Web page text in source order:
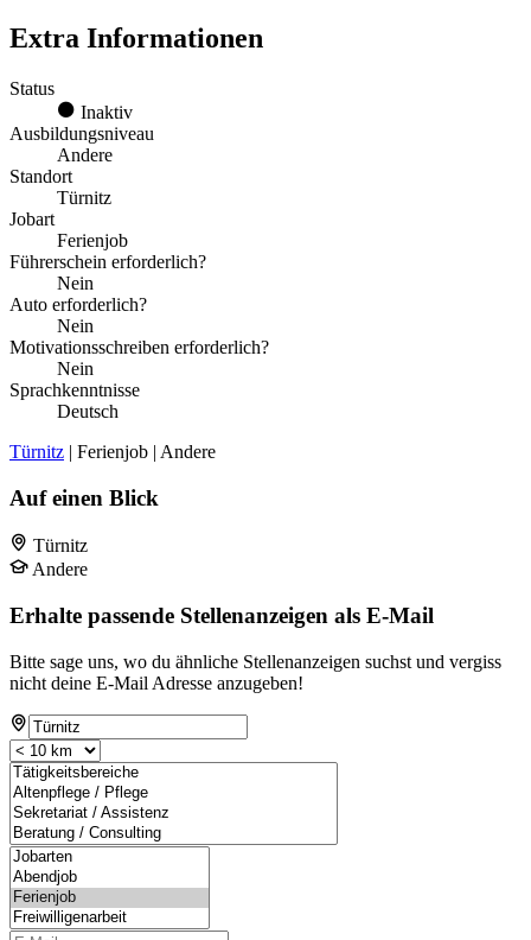
Extra Informationen
Status
Inaktiv
Ausbildungsniveau
Andere
Standort
Türnitz
Jobart
Ferienjob
Führerschein erforderlich?
Nein
Auto erforderlich?
Nein
Motivationsschreiben erforderlich?
Nein
Sprachkenntnisse
Deutsch
Türnitz | Ferienjob | Andere
Auf einen Blick
Türnitz
Andere
Erhalte passende Stellenanzeigen als E-Mail
Bitte sage uns, wo du ähnliche Stellenanzeigen suchst und vergiss
nicht deine E-Mail Adresse anzugeben!